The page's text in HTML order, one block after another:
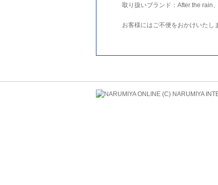
取り扱いブランド：After the rain
お客様にはご不便をおかけいたし